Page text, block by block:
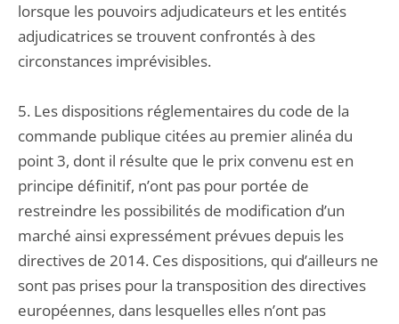
lorsque les pouvoirs adjudicateurs et les entités
adjudicatrices se trouvent confrontés à des
circonstances imprévisibles.
5. Les dispositions réglementaires du code de la
commande publique citées au premier alinéa du
point 3, dont il résulte que le prix convenu est en
principe définitif, n’ont pas pour portée de
restreindre les possibilités de modification d’un
marché ainsi expressément prévues depuis les
directives de 2014. Ces dispositions, qui d’ailleurs ne
sont pas prises pour la transposition des directives
européennes, dans lesquelles elles n’ont pas